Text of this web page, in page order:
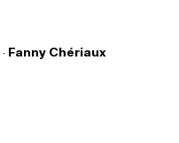
· Fanny Chériaux